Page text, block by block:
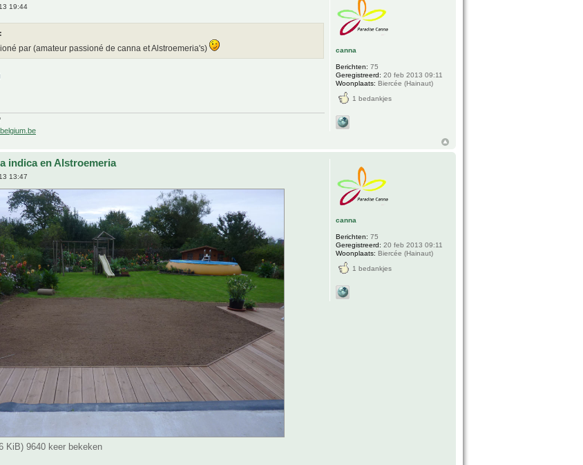
19:44
par (amateur passioné de canna et Alstroemeria's) canna
Berichten: 75
Geregistreerd: 20 feb 2013 09:11
Woonplaats: Biercée (Hainaut)
1 bedankjes
indica en Alstroemeria
13:47
KiB) 9640 keer bekeken
canna
Berichten: 75
Geregistreerd: 20 feb 2013 09:11
Woonplaats: Biercée (Hainaut)
1 bedankjes